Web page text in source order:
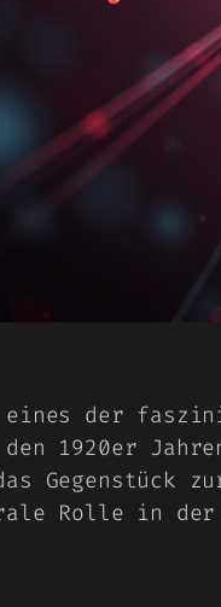
der
den 1920er
Gegenstück
Rolle in der